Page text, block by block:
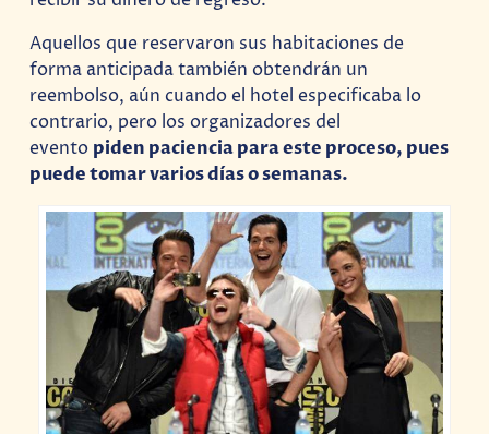
Aquellos que reservaron sus habitaciones de
forma anticipada también obtendrán un
reembolso, aún cuando el hotel especificaba lo
contrario, pero los organizadores del
evento piden paciencia para este proceso, pues
puede tomar varios días o semanas.